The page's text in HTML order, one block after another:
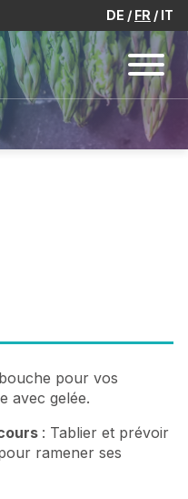
DE FR IT
pour vos
avec gelée.
: Tablier et prévoir
ramener ses